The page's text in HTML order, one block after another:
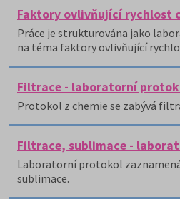
Faktory ovlivňující rychlost
Práce je strukturována jako
na téma faktory ovlivňující
Filtrace - laboratorní
Protokol z chemie se zabývá
Filtrace, sublimace -
Laboratorní protokol
sublimace.